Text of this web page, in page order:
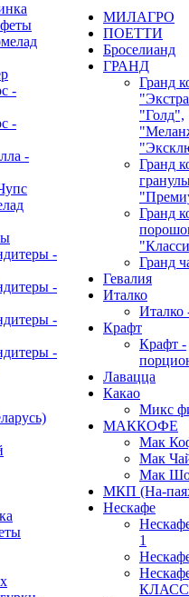
-
-
-
-
-
-
-
МИЛАГРО
ПОЕТТИ
Броселианд
ГРАНД
Гранд
"Голд",
Гранд
Гранд
Гранд
Гевалия
Италко
Италко
Крафт
Крафт -
Лавацца
Какао
Микс
МАККОФЕ
Мак
Мак
Мак
МКП (На-
Нескафе
1